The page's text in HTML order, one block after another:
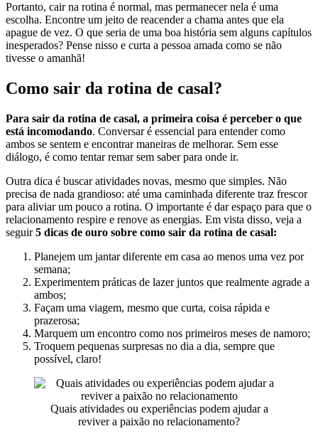
Portanto, cair na rotina é normal, mas permanecer nela é uma
escolha. Encontre um jeito de reacender a chama antes que ela
apague de vez. O que seria de uma boa história sem alguns capítulos
inesperados? Pense nisso e curta a pessoa amada como se não
tivesse o amanhã!
Como sair da rotina de casal?
Para sair da rotina de casal, a primeira coisa é perceber o que
está incomodando. Conversar é essencial para entender como
ambos se sentem e encontrar maneiras de melhorar. Sem esse
diálogo, é como tentar remar sem saber para onde ir.
Outra dica é buscar atividades novas, mesmo que simples. Não
precisa de nada grandioso: até uma caminhada diferente traz frescor
para aliviar um pouco a rotina. O importante é dar espaço para que o
relacionamento respire e renove as energias. Em vista disso, veja a
seguir5 dicas de ouro sobre como sair da rotina de casal:
Planejem um jantar diferente em casa ao menos uma vez por
semana;
Experimentem práticas de lazer juntos que realmente agrade a
ambos;
Façam uma viagem, mesmo que curta, coisa rápida e
prazerosa;
Marquem um encontro como nos primeiros meses de namoro;
Troquem pequenas surpresas no dia a dia, sempre que
possível, claro!
Quais atividades ou experiências podem ajudar a
reviver a paixão no relacionamento?